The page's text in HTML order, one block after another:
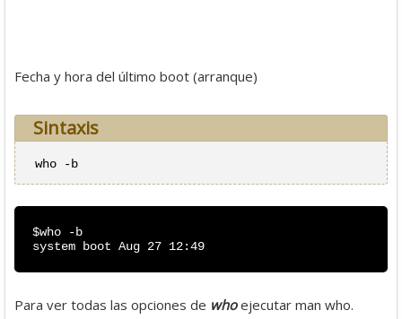
Fecha y hora del último boot (arranque)
Sintaxis
who -b
$who -b
system boot Aug 27 12:49
Para ver todas las opciones de whoejecutar man who.